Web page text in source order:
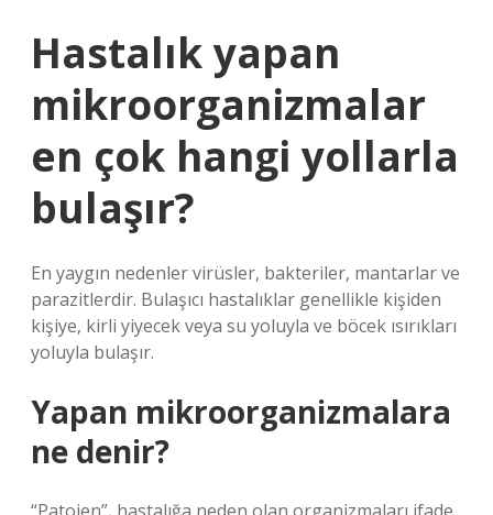
Hastalık yapan
mikroorganizmalar
en çok hangi yollarla
bulaşır?
En yaygın nedenler virüsler, bakteriler, mantarlar ve
parazitlerdir. Bulaşıcı hastalıklar genellikle kişiden
kişiye, kirli yiyecek veya su yoluyla ve böcek ısırıkları
yoluyla bulaşır.
Yapan mikroorganizmalara
ne denir?